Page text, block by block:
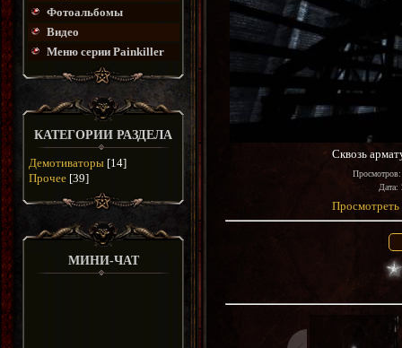
Фотоальбомы
Видео
Меню серии Painkiller
КАТЕГОРИИ РАЗДЕЛА
Демотиваторы [14]
Прочее [39]
МИНИ-ЧАТ
Сквозь
Просмотров
Дата:
Просмотреть